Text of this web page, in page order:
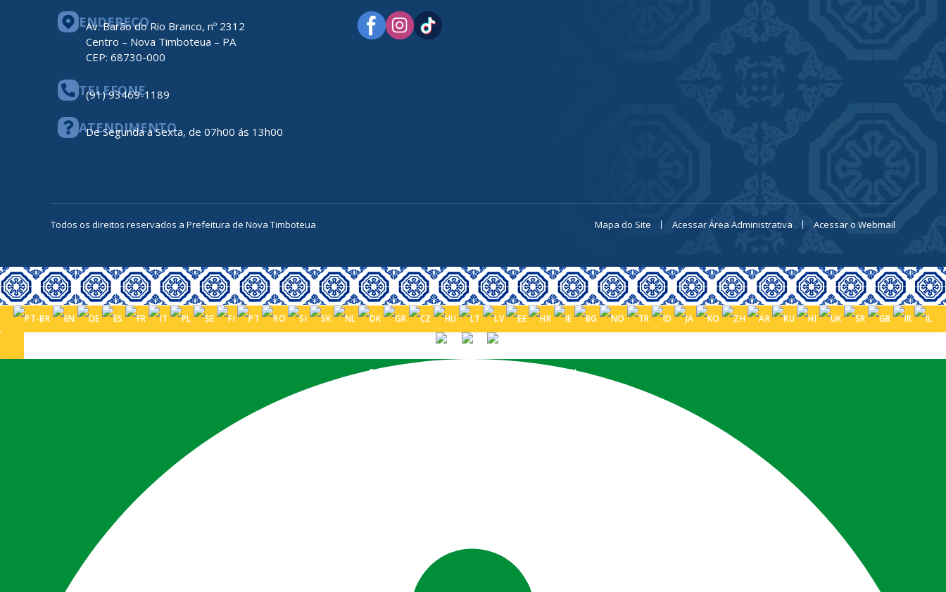
ENDEREÇO
Av. Barão do Rio Branco, nº 2312
Centro – Nova Timboteua – PA
CEP: 68730-000
TELEFONE
(91) 93469-1189
ATENDIMENTO
De Segunda a Sexta, de 07h00 ás 13h00
Todos os direitos reservados a Prefeitura de Nova Timboteua Mapa do Site Acessar Área Administrativa Acessar o Webmail
PORTUGUÊS (BRASIL)